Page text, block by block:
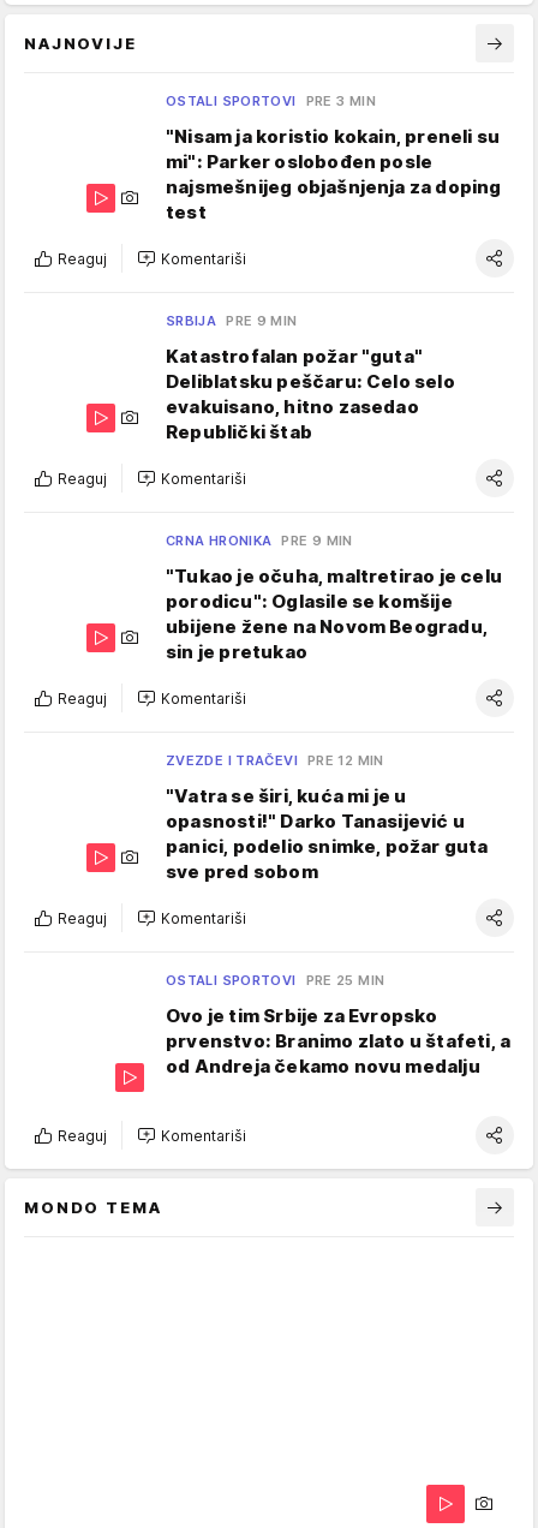
NAJNOVIJE
OSTALI SPORTOVI PRE 3 MIN
"Nisam ja koristio kokain, preneli su
mi": Parker oslobođen posle
najsmešnijeg objašnjenja za doping
test
Reaguj Komentariši
SRBIJA PRE 9 MIN
Katastrofalan požar "guta"
Deliblatsku peščaru: Celo selo
evakuisano, hitno zasedao
Republički štab
Reaguj Komentariši
CRNA HRONIKA PRE 9 MIN
"Tukao je očuha, maltretirao je celu
porodicu": Oglasile se komšije
ubijene žene na Novom Beogradu,
sin je pretukao
Reaguj Komentariši
ZVEZDE I TRAČEVI PRE 12 MIN
"Vatra se širi, kuća mi je u
opasnosti!" Darko Tanasijević u
panici, podelio snimke, požar guta
sve pred sobom
Reaguj Komentariši
OSTALI SPORTOVI PRE 25 MIN
Ovo je tim Srbije za Evropsko
prvenstvo: Branimo zlato u štafeti, a
od Andreja čekamo novu medalju
Reaguj Komentariši
MONDO TEMA